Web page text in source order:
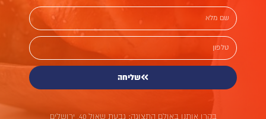
שליחה
בקרו אותנו באולם התצוגה: גבעת שאול 40, ירושלים